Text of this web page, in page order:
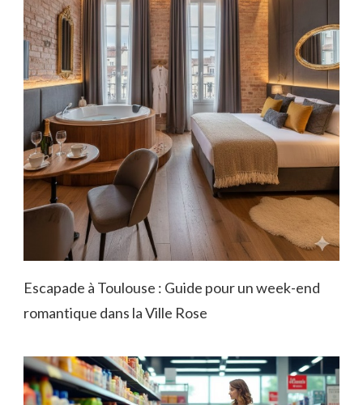
Escapade à Toulouse : Guide pour un week-end
romantique dans la Ville Rose